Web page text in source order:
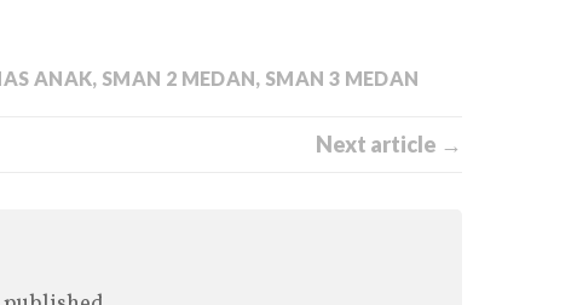
ANAK, SMAN 2 MEDAN, SMAN 3 MEDAN
Next article →